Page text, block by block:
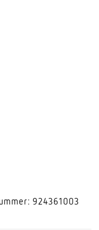
924361003